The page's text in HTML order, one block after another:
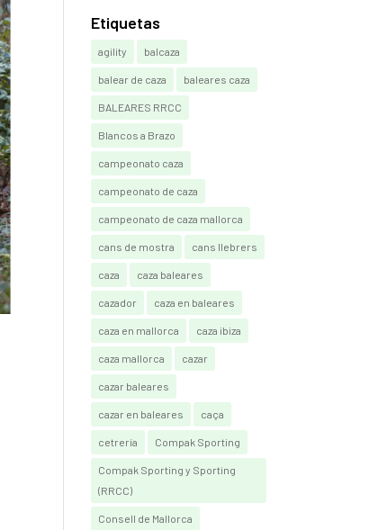
Etiquetas
agility balcaza
balear de caza baleares caza
BALEARES RRCC
Blancos a Brazo
campeonato caza
campeonato de caza
campeonato de caza mallorca
cans de mostra cans llebrers
caza caza baleares
cazador caza en baleares
caza en mallorca caza ibiza
caza mallorca cazar
cazar baleares
cazar en baleares caça
cetrería Compak Sporting
Compak Sporting y Sporting
(RRCC)
Consell de Mallorca